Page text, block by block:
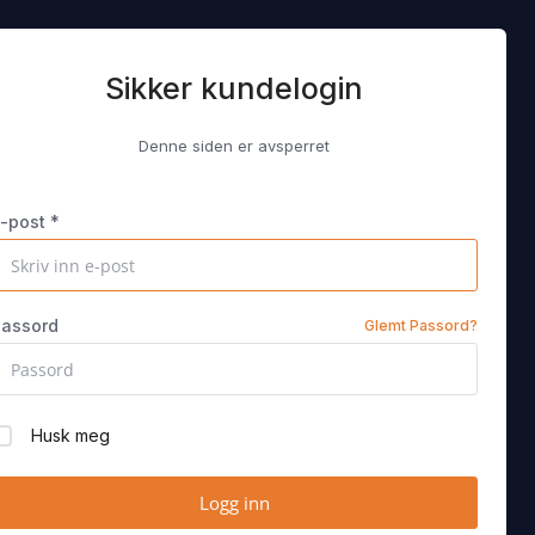
Sikker kundelogin
Denne siden er avsperret
post *
Glemt Passord?
Husk meg